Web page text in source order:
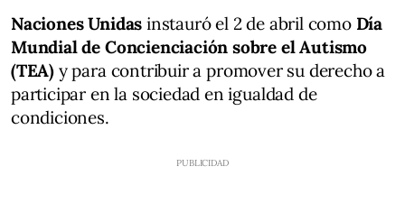
Naciones Unidas instauró el 2 de abril como Día
Mundial de Concienciación sobre el Autismo
(TEA) y para contribuir a promover su derecho a
participar en la sociedad en igualdad de
condiciones.